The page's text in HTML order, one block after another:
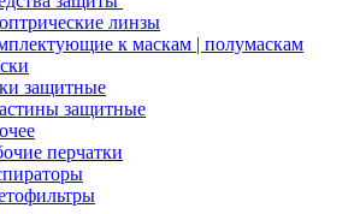
линзы
к маскам | полумаскам
защитные
защитные
перчатки